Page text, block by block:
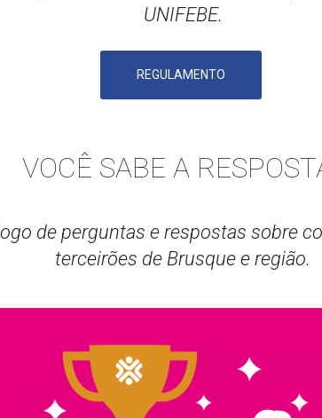
UNIFEBE.
REGULAMENTO
VOCÊ SABE A
de perguntas e respostas sobre
terceirões de Brusque e região.